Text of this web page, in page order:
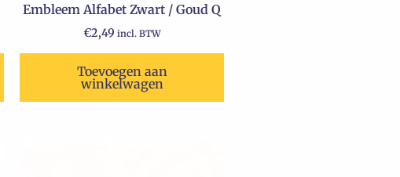
Embleem Alfabet Zwart / Goud Q
€2,49 incl. BTW
Toevoegen aan
winkelwagen